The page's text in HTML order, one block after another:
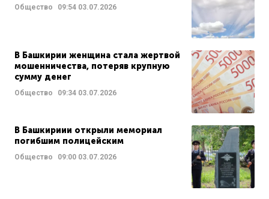
Общество 09:54 03.07.2026
В Башкирии женщина стала жертвой
мошенничества, потеряв крупную
сумму денег
Общество 09:34 03.07.2026
В Башкириии открыли мемориал
погибшим полицейским
Общество 09:00 03.07.2026